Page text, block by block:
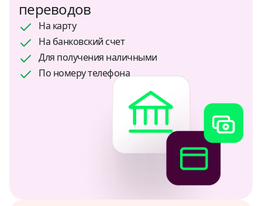
USD
Перу
USD
переводов
На карту
На банковский счет
Для получения наличными
По номеру телефона